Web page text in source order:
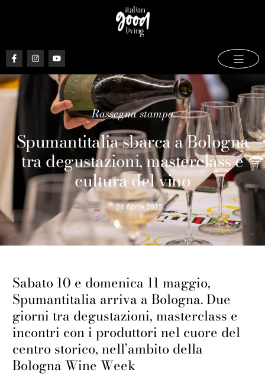
Rassegna stampa
Spumantitalia sbarca a Bologna
tra degustazioni, masterclass e
cultura del vino
24 Aprile 2025
Sabato 10 e domenica 11 maggio,
Spumantitalia arriva a Bologna. Due
giorni tra degustazioni, masterclass e
incontri con i produttori nel cuore del
centro storico, nell’ambito della
Bologna Wine Week